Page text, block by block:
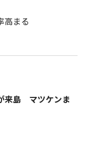
高まる
来島 マツケンま